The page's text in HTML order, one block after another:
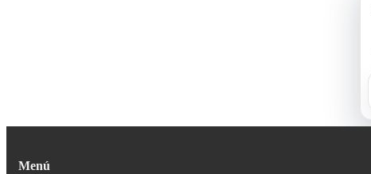
Menú